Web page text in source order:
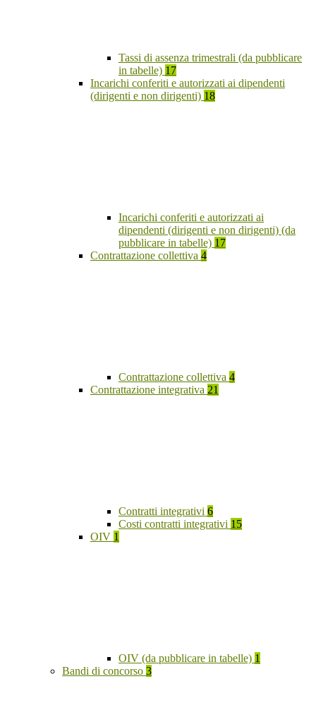
Tassi di assenza trimestrali (da pubblicare
in tabelle) 17
Incarichi conferiti e autorizzati ai dipendenti
(dirigenti e non dirigenti) 18
Incarichi conferiti e autorizzati ai
dipendenti (dirigenti e non dirigenti) (da
pubblicare in tabelle) 17
Contrattazione collettiva 4
Contrattazione collettiva 4
Contrattazione integrativa 21
Contratti integrativi 6
Costi contratti integrativi 15
OIV 1
OIV (da pubblicare in tabelle) 1
Bandi di concorso 3